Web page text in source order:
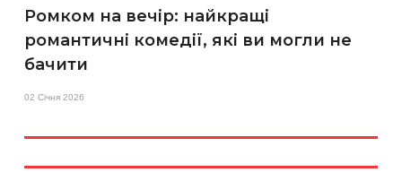
Ромком на вечір: найкращі
романтичні комедії, які ви могли не
бачити
02 Січня 2026